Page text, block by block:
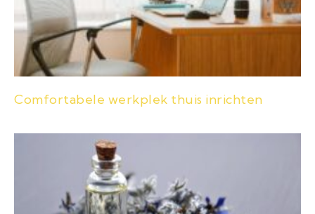
Comfortabele werkplek thuis inrichten